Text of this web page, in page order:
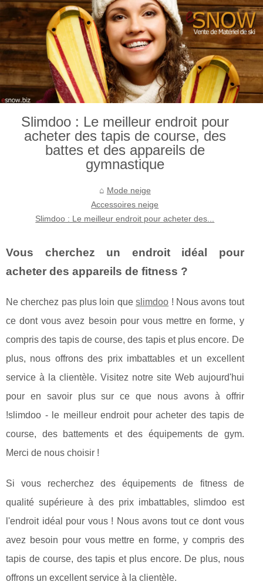
Slimdoo : Le meilleur endroit pour
acheter des tapis de course, des
battes et des appareils de
gymnastique
Mode neige
Accessoires neige
Slimdoo : Le meilleur endroit pour acheter des...
Vous cherchez un endroit idéal pour
acheter des appareils de fitness ?
Ne cherchez pas plus loin queslimdoo ! Nous avons tout
ce dont vous avez besoin pour vous mettre en forme, y
compris des tapis de course, des tapis et plus encore. De
plus, nous offrons des prix imbattables et un excellent
service à la clientèle. Visitez notre site Web aujourd'hui
pour en savoir plus sur ce que nous avons à offrir
!slimdoo - le meilleur endroit pour acheter des tapis de
course, des battements et des équipements de gym.
Merci de nous choisir !
Si vous recherchez des équipements de fitness de
qualité supérieure à des prix imbattables, slimdoo est
l'endroit idéal pour vous ! Nous avons tout ce dont vous
avez besoin pour vous mettre en forme, y compris des
tapis de course, des tapis et plus encore. De plus, nous
offrons un excellent service à la clientèle.